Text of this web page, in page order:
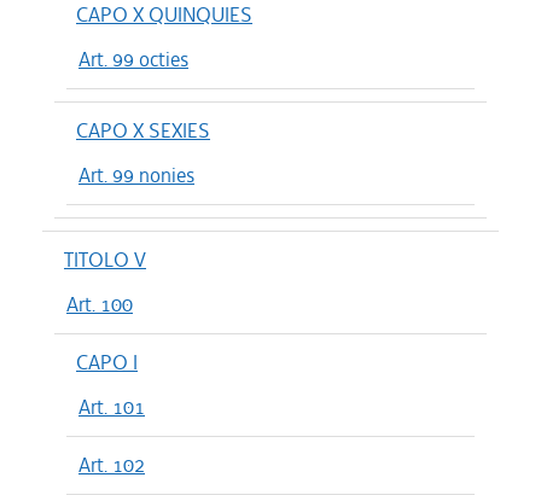
CAPO X QUINQUIES
Art. 99 octies
CAPO X SEXIES
Art. 99 nonies
TITOLO V
Art. 100
CAPO I
Art. 101
Art. 102